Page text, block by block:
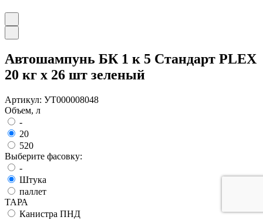
Автошампунь БК 1 к 5 Стандарт PLEX
20 кг x 26 шт зеленый
Артикул: УТ000008048
Объем, л
-
20
520
Выберите фасовку:
-
Штука
паллет
ТАРА
Канистра ПНД